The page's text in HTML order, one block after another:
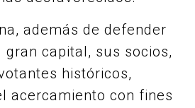
además de defender
capital, sus socios,
históricos,
acercamiento con fines